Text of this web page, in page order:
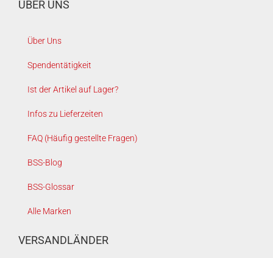
ÜBER UNS
Über Uns
Spendentätigkeit
Ist der Artikel auf Lager?
Infos zu Lieferzeiten
FAQ (Häufig gestellte Fragen)
BSS-Blog
BSS-Glossar
Alle Marken
VERSANDLÄNDER